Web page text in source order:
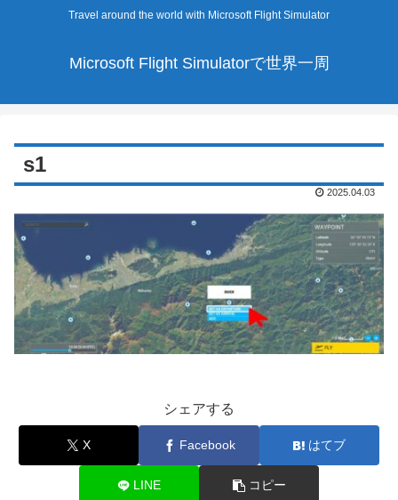
Travel around the world with Microsoft Flight Simulator
Microsoft Flight Simulatorで世界一周
s1
2025.04.03
シェアする
X Facebook はてブ
LINE コピー